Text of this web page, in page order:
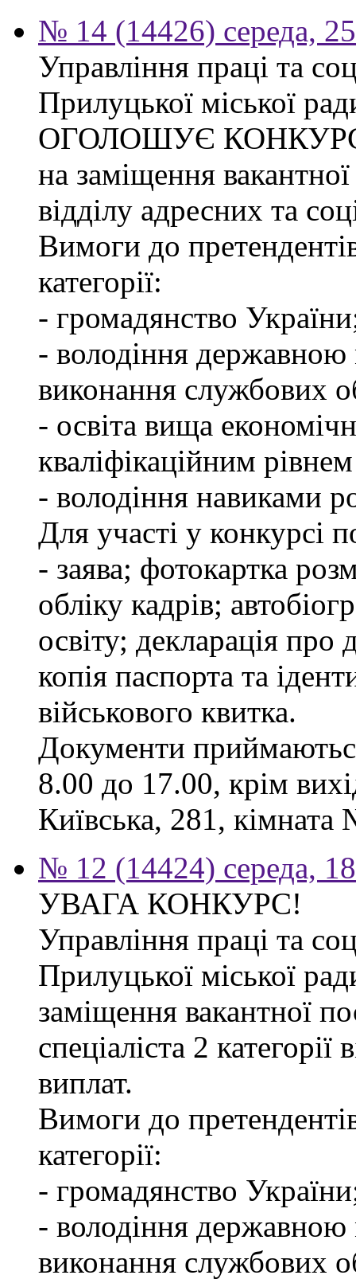
№ 14 (14426) середа,
Управління праці та
Прилуцької міської
ОГОЛОШУЄ
на заміщення вакантної
відділу адресних та
Вимоги до
категорії:
- громадянство
- володіння державною
виконання службових
- освіта вища
кваліфікаційним
- володіння навиками
Для участі у конкурсі
- заява; фотокартка
обліку кадрів;
освіту; декларація
копія паспорта та
військового квитка.
Документи
8.00 до 17.00, крім
Київська, 281,
№ 12 (14424) середа,
УВАГА КОНКУРС!
Управління праці та
Прилуцької міської
заміщення вакантної
спеціаліста 2
виплат.
Вимоги до
категорії:
- громадянство
- володіння державною
виконання службових